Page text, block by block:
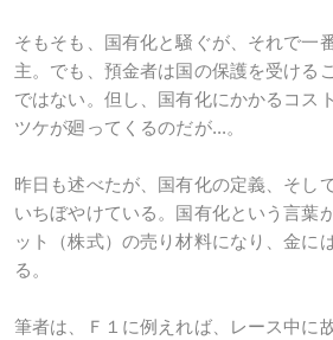
そもそも、国有化と騒ぐが、それで一
主。でも、預金者は国の保護を受ける
ではない。但し、国有化にかかるコス
ツケが廻ってくるのだが...。
昨日も述べたが、国有化の定義、そし
いちぼやけている。国有化という言葉
ット（株式）の売り材料になり、金に
る。
筆者は、Ｆ１に例えれば、レース中に